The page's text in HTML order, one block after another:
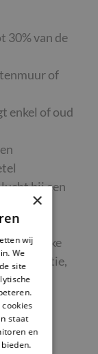
30% van de
of
enkel of oud
bij een
Welke
situatie,
×
wij
We
site
staat
en